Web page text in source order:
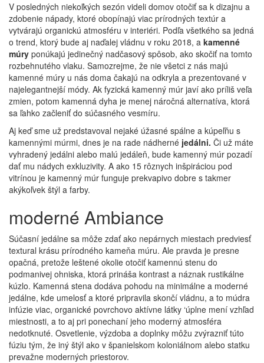
V posledných niekoľkých sezón videli domov otočiť sa k dizajnu a
zdobenie nápady, ktoré obopínajú viac prírodných textúr a
vytvárajú organickú atmosféru v interiéri. Podľa všetkého sa jedná
o trend, ktorý bude aj naďalej vládnu v roku 2018, a kamenné
múry ponúkajú jedinečný nadčasový spôsob, ako skočiť na tomto
rozbehnutého vlaku. Samozrejme, že nie všetci z nás majú
kamenné múry u nás doma čakajú na odkryla a prezentované v
najelegantnejší módy. Ak fyzická kamenný múr javí ako príliš veľa
zmien, potom kamenná dyha je menej náročná alternatíva, ktorá
sa ľahko začleniť do súčasného vesmíru.
Aj keď sme už predstavoval nejaké úžasné spálne a kúpeľňu s
kamennými múrmi, dnes je na rade nádherné jedálni. Či už máte
vyhradený jedálni alebo malú jedáleň, bude kamenný múr pozadí
dať mu nádych exkluzivity. A ako 15 rôznych inšpiráciou pod
vitrínou je kamenný múr funguje prekvapivo dobre s takmer
akýkoľvek štýl a farby.
moderné Ambiance
Súčasní jedálne sa môže zdať ako nepárnych miestach predviesť
textural krásu prírodného kameňa múru. Ale pravda je presne
opačná, pretože leštené okolie otočiť kamennú stenu do
podmanivej ohniska, ktorá prináša kontrast a náznak rustikálne
kúzlo. Kamenná stena dodáva pohodu na minimálne a moderné
jedálne, kde umelosť a ktoré pripravila skončí vládnu, a to múdra
infúzie viac, organické povrchovo aktívne látky ‘úplne mení vzhľad
miestnosti, a to aj pri ponechaní jeho moderný atmosféra
nedotknuté. Osvetlenie, výzdoba a doplnky môžu zvýrazniť túto
fúziu tým, že iný štýl ako v španielskom koloniálnom alebo statku
prevažne moderných priestorov.